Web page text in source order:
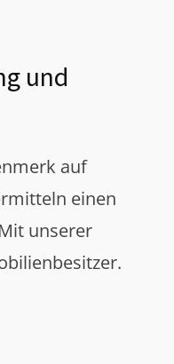
und
auf
einen
unserer